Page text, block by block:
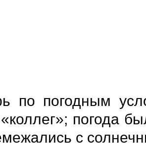
по погодным
погода
с